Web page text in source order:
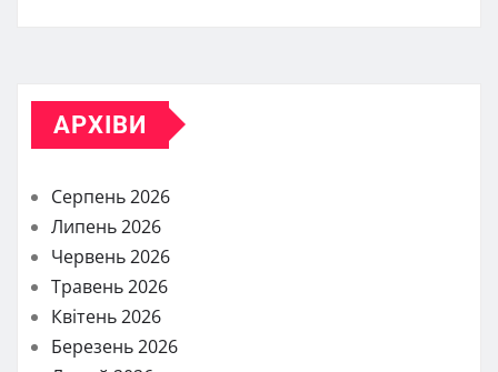
АРХІВИ
Серпень 2026
Липень 2026
Червень 2026
Травень 2026
Квітень 2026
Березень 2026